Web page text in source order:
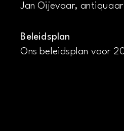
Jan Oijevaar, antiquaar
Beleidsplan
Ons beleidsplan voor